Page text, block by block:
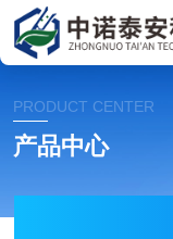
PRODUCT CENTER
产品中心